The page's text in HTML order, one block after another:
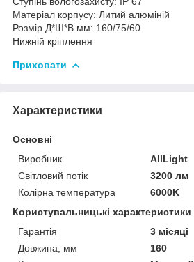
Матеріал корпусу: Литий алюміній
Розмір Д*Ш*В мм: 160/75/60
Нижній кріплення
Приховати
Характеристики
Основні
Виробник
AllLight
Світловий потік
3200 лм
Колірна температура
6000K
Користувальницькі характеристики
Гарантія
3 місяці
Довжина, мм
160